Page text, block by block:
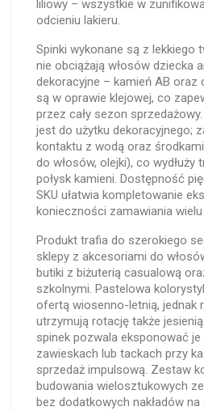
liliowy – wszystkie w
odcieniu lakieru.
Spinki wykonane są z lekkiego
nie obciążają włosów dziecka
dekoracyjne – kamień AB oraz
są w oprawie klejowej, co
przez cały sezon
jest do użytku dekoracyjnego;
kontaktu z wodą oraz
do włosów, olejki), co wydłuży
połysk kamieni. Dostępność
SKU ułatwia kompletowanie
konieczności zamawiania wielu
Produkt trafia do szerokiego
sklepy z akcesoriami do
butiki z biżuterią casualową
szkolnymi. Pastelowa
ofertą wiosenno-letnią, jednak
utrzymują rotację także
spinek pozwala eksponować
zawieskach lub tackach przy
sprzedaż impulsową. Zestaw
budowania wielosztukowych
bez dodatkowych nakładów na